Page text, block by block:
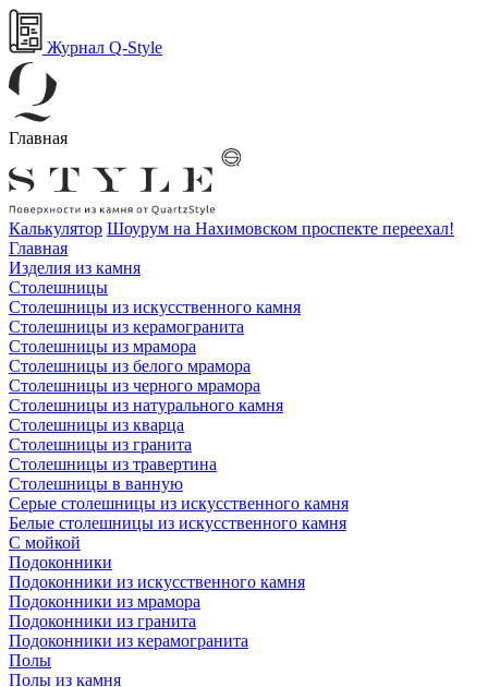
Журнал Q-Style
Главная
Калькулятор Шоурум на Нахимовском проспекте переехал!
Главная
Изделия из камня
Столешницы
Столешницы из искусственного камня
Столешницы из керамогранита
Столешницы из мрамора
Столешницы из белого мрамора
Столешницы из черного мрамора
Столешницы из натурального камня
Столешницы из кварца
Столешницы из гранита
Столешницы из травертина
Столешницы в ванную
Серые столешницы из искусственного камня
Белые столешницы из искусственного камня
С мойкой
Подоконники
Подоконники из искусственного камня
Подоконники из мрамора
Подоконники из гранита
Подоконники из керамогранита
Полы
Полы из камня